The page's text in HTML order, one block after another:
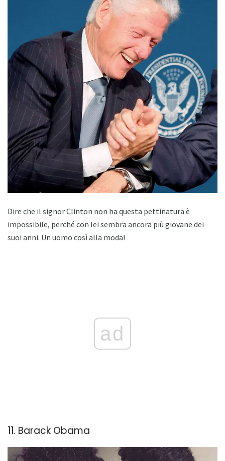
Dire che il signor Clinton non ha questa pettinatura è
impossibile, perché con lei sembra ancora più giovane dei
suoi anni. Un uomo così alla moda!
ad
11. Barack Obama